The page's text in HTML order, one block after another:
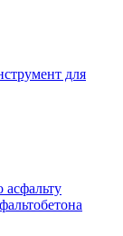
для
асфальту